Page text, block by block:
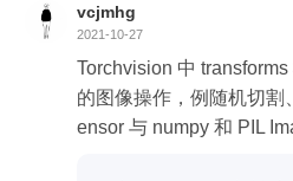
vcjmhg
2021-10-27
Torchvision 中
的图像操作，例随机切
ensor 与 numpy 和 PIL